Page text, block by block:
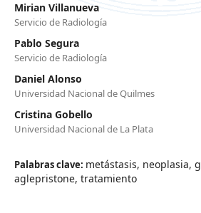
Mirian Villanueva
Servicio de Radiología
Pablo Segura
Servicio de Radiología
Daniel Alonso
Universidad Nacional de Quilmes
Cristina Gobello
Universidad Nacional de La Plata
Palabras clave: metástasis, neoplasia,
aglepristone, tratamiento